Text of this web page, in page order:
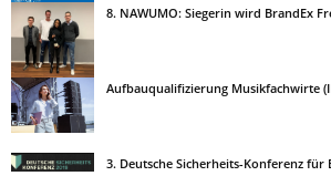
8. NAWUMO: Siegerin wird BrandEx
Aufbauqualifizierung Musikfachwirte
3. Deutsche Sicherheits-Konferenz für